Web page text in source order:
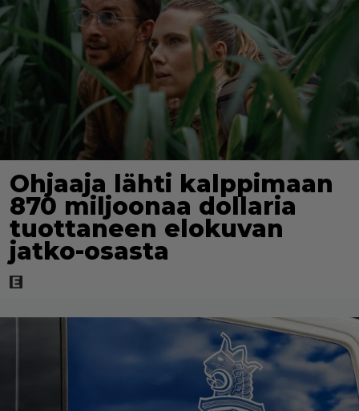
Ohjaaja lähti kalppimaan
870 miljoonaa dollaria
tuottaneen elokuvan
jatko-osasta